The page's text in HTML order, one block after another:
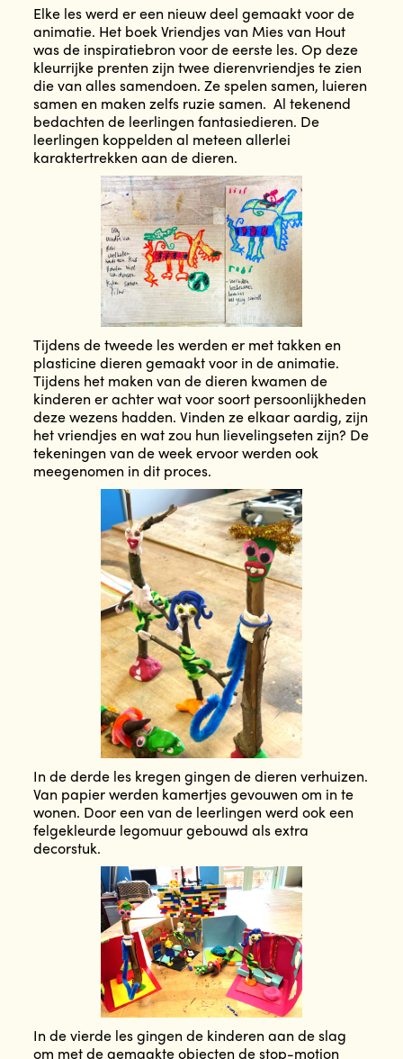
Elke les werd er een nieuw deel gemaakt voor de
animatie. Het boek Vriendjes van Mies van Hout
was de inspiratiebron voor de eerste les. Op deze
kleurrijke prenten zijn twee dierenvriendjes te zien
die van alles samendoen. Ze spelen samen, luieren
samen en maken zelfs ruzie samen. Al tekenend
bedachten de leerlingen fantasiedieren. De
leerlingen koppelden al meteen allerlei
karaktertrekken aan de dieren.
Tijdens de tweede les werden er met takken en
plasticine dieren gemaakt voor in de animatie.
Tijdens het maken van de dieren kwamen de
kinderen er achter wat voor soort persoonlijkheden
deze wezens hadden. Vinden ze elkaar aardig, zijn
het vriendjes en wat zou hun lievelingseten zijn? De
tekeningen van de week ervoor werden ook
meegenomen in dit proces.
In de derde les kregen gingen de dieren verhuizen.
Van papier werden kamertjes gevouwen om in te
wonen. Door een van de leerlingen werd ook een
felgekleurde legomuur gebouwd als extra
decorstuk.
In de vierde les gingen de kinderen aan de slag
om met de gemaakte objecten de stop-motion